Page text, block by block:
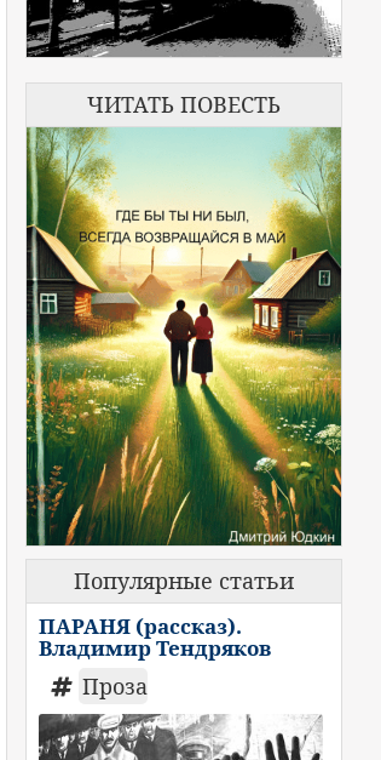
ЧИТАТЬ ПОВЕСТЬ
Популярные статьи
ПАРАНЯ (рассказ).
Владимир Тендряков
Проза